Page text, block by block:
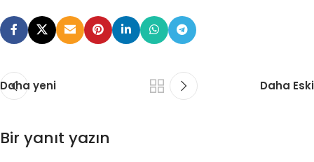
Daha yeni Daha Eski
Bir yanıt yazın